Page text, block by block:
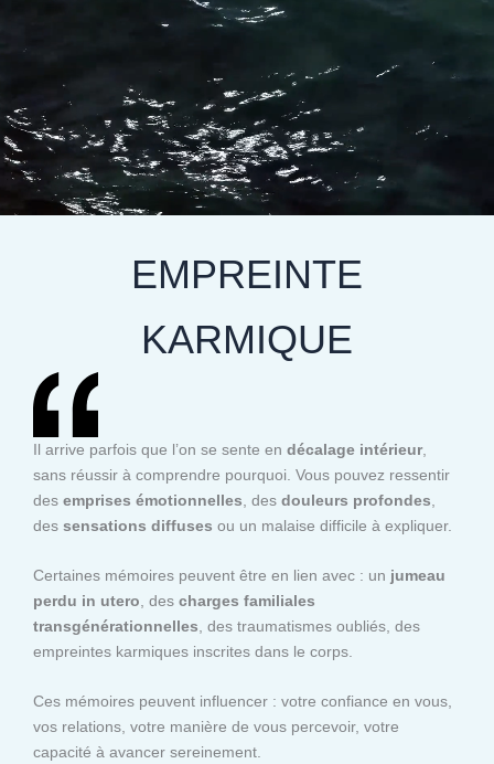
EMPREINTE
KARMIQUE
Il arrive parfois que l’on se sente en décalage intérieur,
sans réussir à comprendre pourquoi. Vous pouvez ressentir
des emprises émotionnelles , des douleurs profondes
des sensations diffuses ou un malaise difficile à expliquer.
Certaines mémoires peuvent être en lien avec : un jumeau
perdu in utero , des charges familiales
transgénérationnelles , des traumatismes oubliés, des
empreintes karmiques inscrites dans le corps.
Ces mémoires peuvent influencer : votre confiance en vous,
vos relations, votre manière de vous percevoir, votre
capacité à avancer sereinement.